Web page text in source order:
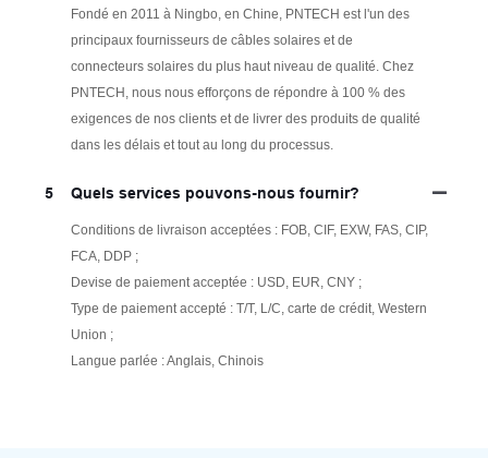
Fondé en 2011 à Ningbo, en Chine, PNTECH est l'un des
principaux fournisseurs de câbles solaires et de
connecteurs solaires du plus haut niveau de qualité. Chez
PNTECH, nous nous efforçons de répondre à 100 % des
exigences de nos clients et de livrer des produits de qualité
dans les délais et tout au long du processus.
5 Quels services pouvons-nous fournir?
Conditions de livraison acceptées : FOB, CIF, EXW, FAS, CIP,
FCA, DDP ;
Devise de paiement acceptée : USD, EUR, CNY ;
Type de paiement accepté : T/T, L/C, carte de crédit, Western
Union ;
Langue parlée : Anglais, Chinois